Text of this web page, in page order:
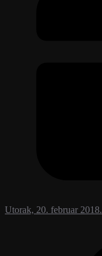
Utorak, 20. februar 2018.